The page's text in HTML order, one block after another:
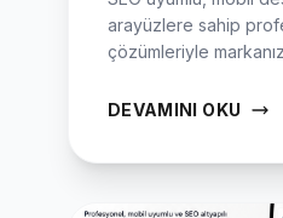
arayüzlere sahip
çözümleriyle
DEVAMINI OKU